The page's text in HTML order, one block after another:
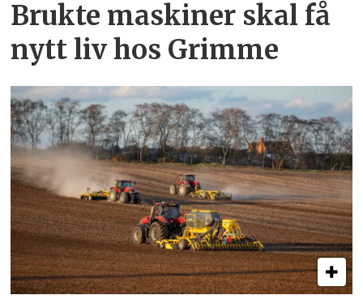
Brukte maskiner skal få
nytt liv hos Grimme